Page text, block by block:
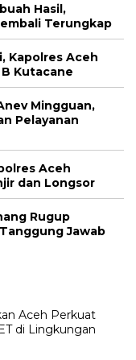
Hasil,
Terungkap
Kapolres Aceh
Kutacane
Mingguan,
Pelayanan
Aceh
dan Longsor
Rugup
Jawab